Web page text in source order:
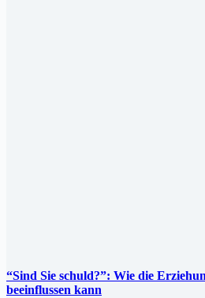
“Sind Sie schuld?”: Wie die
beeinflussen kann